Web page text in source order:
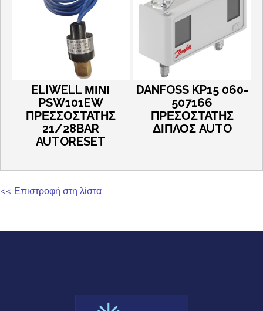
ELIWELL ΜΙΝΙ
PSW101EW
ΠΡΕΣΣΟΣΤΑΤΗΣ
21/28BAR
AUTORESET
DANFOSS KP15 060-
507166
ΠΡΕΣΟΣΤΑΤΗΣ
ΔΙΠΛΟΣ AUTO
<< Επιστροφή στη λίστα